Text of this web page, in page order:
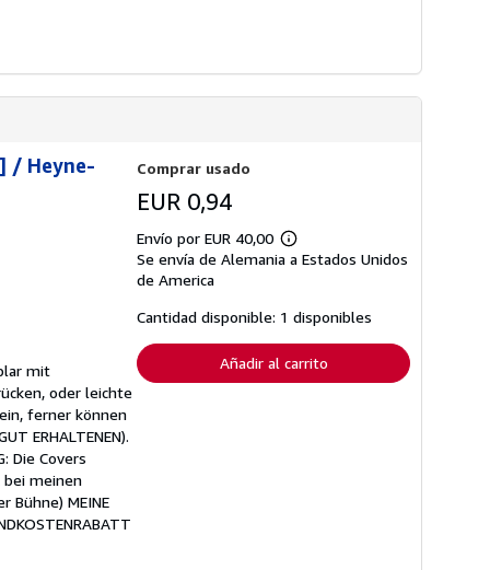
/ Heyne-
mit
oder leichte
ferner können
ERHALTENEN).
Die Covers
bei meinen
Bühne) MEINE
Comprar usado
EUR 0,94
Envío por EUR 40,00
Más
información
tarifas
de
envío
Se envía de Alemania a Estados Unidos
de America
Cantidad disponible: 1 disponibles
Añadir al carrito